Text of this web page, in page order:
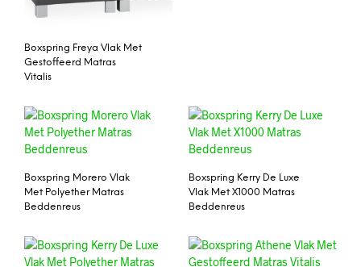
Boxspring Freya Vlak Met
Gestoffeerd Matras
Vitalis
Boxspring Morero Vlak
Met Polyether Matras
Beddenreus
Boxspring Kerry De Luxe
Vlak Met X1000 Matras
Beddenreus